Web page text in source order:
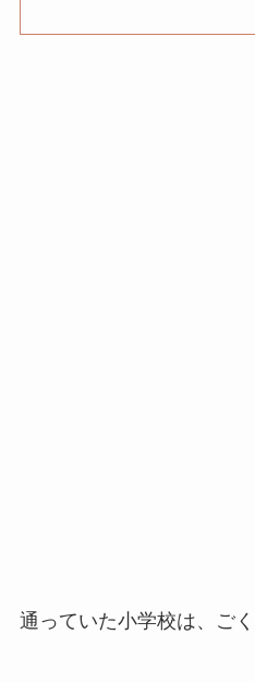
通っていた小学校は、ご